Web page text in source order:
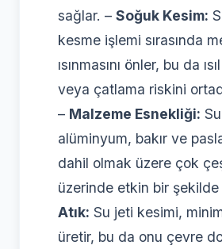
sağlar. – Soğuk Kesim:
kesme işlemi sırasında
ısınmasını önler, bu da
veya çatlama riskini
– Malzeme Esnekliği:
alüminyum, bakır ve
dahil olmak üzere çok
üzerinde etkin bir şekilde
Atık: Su jeti kesimi,
üretir, bu da onu çevre